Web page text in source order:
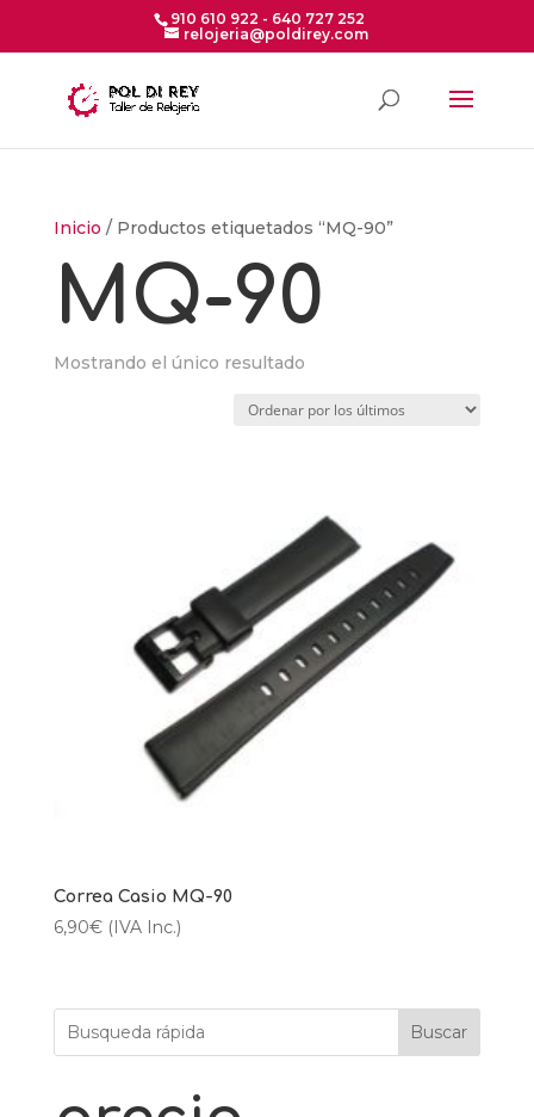
910 610 922 - 640 727 252
relojeria@poldirey.com
Inicio / Productos etiquetados “MQ-90”
MQ-90
Mostrando el único resultado
Correa Casio MQ-90
6,90€ (IVA Inc.)
Buscar